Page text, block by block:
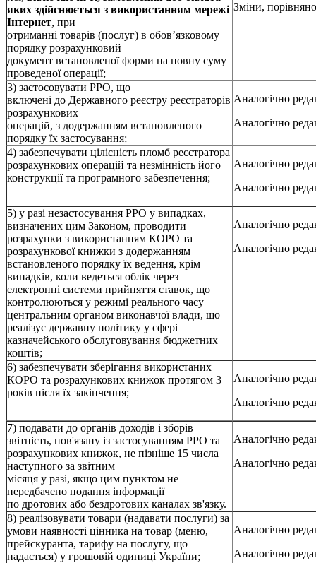
яких здійснюється з використанням мережі
Інтернет, при
отриманні товарів (послуг) в обов’язковому
порядку розрахунковий
документ встановленої форми на повну суму
проведеної операції;
Зміни,
3) застосовувати РРО, що
включені до Державного реєстру реєстраторів
розрахункових
операцій, з додержанням встановленого
порядку їх застосування;
Аналогічно
Аналогічно
4) забезпечувати цілісність пломб реєстратора
розрахункових операцій та незмінність його
конструкції та програмного забезпечення;
Аналогічно
Аналогічно
5) у разі незастосування РРО у випадках,
визначених цим Законом, проводити
розрахунки з використанням КОРО та
розрахункової книжки з додержанням
встановленого порядку їх ведення, крім
випадків, коли ведеться облік через
електронні системи прийняття ставок, що
контролюються у режимі реального часу
центральним органом виконавчої влади, що
реалізує державну політику у сфері
казначейського обслуговування бюджетних
коштів;
Аналогічно
Аналогічно
6) забезпечувати зберігання використаних
КОРО та розрахункових книжок протягом 3
років після їх закінчення;
Аналогічно
Аналогічно
7) подавати до органів доходів і зборів
звітність, пов'язану із застосуванням РРО та
розрахункових книжок, не пізніше 15 числа
наступного за звітним
місяця у разі, якщо цим пунктом не
передбачено подання інформації
по дротових або бездротових каналах зв'язку.
Аналогічно
Аналогічно
8) реалізовувати товари (надавати послуги) за
умови наявності цінника на товар (меню,
прейскуранта, тарифу на послугу, що
надається) у грошовій одиниці України;
Аналогічно
Аналогічно